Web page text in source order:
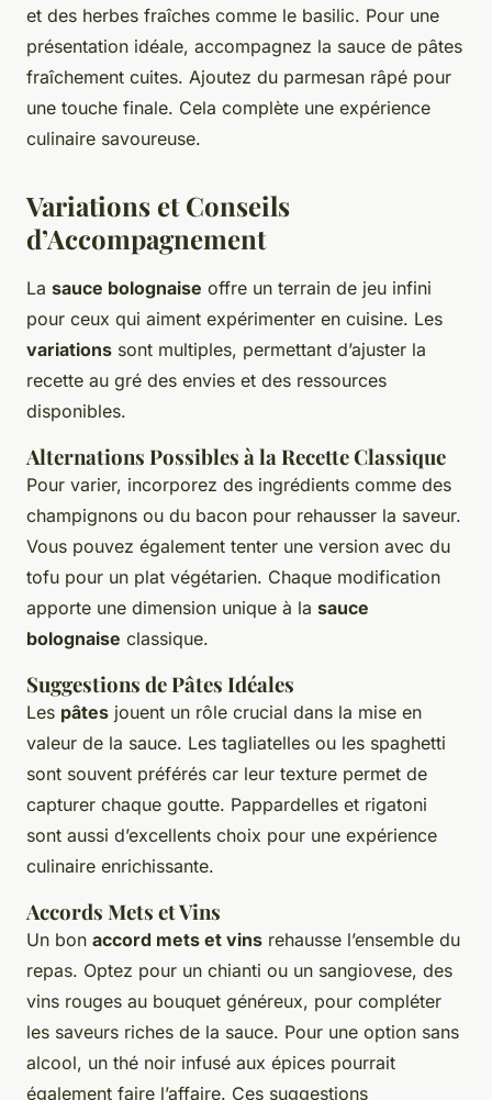
et des herbes fraîches comme le basilic. Pour une
présentation idéale, accompagnez la sauce de pâtes
fraîchement cuites. Ajoutez du parmesan râpé pour
une touche finale. Cela complète une expérience
culinaire savoureuse.
Variations et Conseils
d’Accompagnement
La sauce bolognaise offre un terrain de jeu infini
pour ceux qui aiment expérimenter en cuisine. Les
variations sont multiples, permettant d’ajuster la
recette au gré des envies et des ressources
disponibles.
Alternations Possibles à la Recette Classique
Pour varier, incorporez des ingrédients comme des
champignons ou du bacon pour rehausser la saveur.
Vous pouvez également tenter une version avec du
tofu pour un plat végétarien. Chaque modification
apporte une dimension unique à la sauce
bolognaise classique.
Suggestions de Pâtes Idéales
Les pâtes jouent un rôle crucial dans la mise en
valeur de la sauce. Les tagliatelles ou les spaghetti
sont souvent préférés car leur texture permet de
capturer chaque goutte. Pappardelles et rigatoni
sont aussi d’excellents choix pour une expérience
culinaire enrichissante.
Accords Mets et Vins
Un bon accord mets et vins rehausse l’ensemble du
repas. Optez pour un chianti ou un sangiovese, des
vins rouges au bouquet généreux, pour compléter
les saveurs riches de la sauce. Pour une option sans
alcool, un thé noir infusé aux épices pourrait
également faire l’affaire. Ces suggestions